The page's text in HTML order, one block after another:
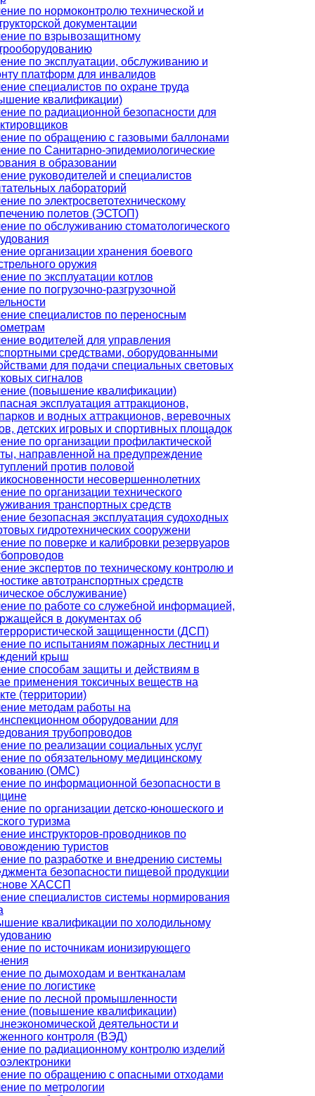
по нормоконтролю технической и
документации
по взрывозащитному
по эксплуатации, обслуживанию и
платформ для инвалидов
специалистов по охране труда
квалификации)
по радиационной безопасности для
по обращению с газовыми баллонами
по Санитарно-эпидемиологические
в образовании
руководителей и специалистов
лабораторий
по электросветотехническому
полетов (ЭСТОП)
по обслуживанию стоматологического
организации хранения боевого
оружия
по эксплуатации котлов
по погрузочно-разгрузочной
специалистов по переносным
водителей для управления
средствами, оборудованными
для подачи специальных световых
сигналов
(повышение квалификации)
эксплуатация аттракционов,
и водных аттракционов, веревочных
детских игровых и спортивных площадок
по организации профилактической
направленной на предупреждение
против половой
несовершеннолетних
по организации технического
транспортных средств
безопасная эксплуатация судоходных
гидротехнических сооружени
по поверке и калибровки резервуаров
экспертов по техническому контролю и
автотранспортных средств
обслуживание)
по работе со служебной информацией,
в документах об
защищенности (ДСП)
по испытаниям пожарных лестниц и
крыш
способам защиты и действиям в
применения токсичных веществ на
(территории)
методам работы на
оборудовании для
трубопроводов
по реализации социальных услуг
по обязательному медицинскому
(ОМС)
по информационной безопасности в
по организации детско-юношеского и
туризма
инструкторов-проводников по
туристов
по разработке и внедрению системы
безопасности пищевой продукции
ХАССП
специалистов системы нормирования
квалификации по холодильному
по источникам ионизирующего
по дымоходам и вентканалам
по логистике
по лесной промышленности
(повышение квалификации)
деятельности и
контроля (ВЭД)
по радиационному контролю изделий
по обращению с опасными отходами
по метрологии